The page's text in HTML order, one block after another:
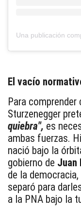
El vacío
Para
Sturzenegger
quiebra", es
ambas fuerzas.
nació bajo la
gobierno de Juan
de la
separó para
a la PNA bajo la